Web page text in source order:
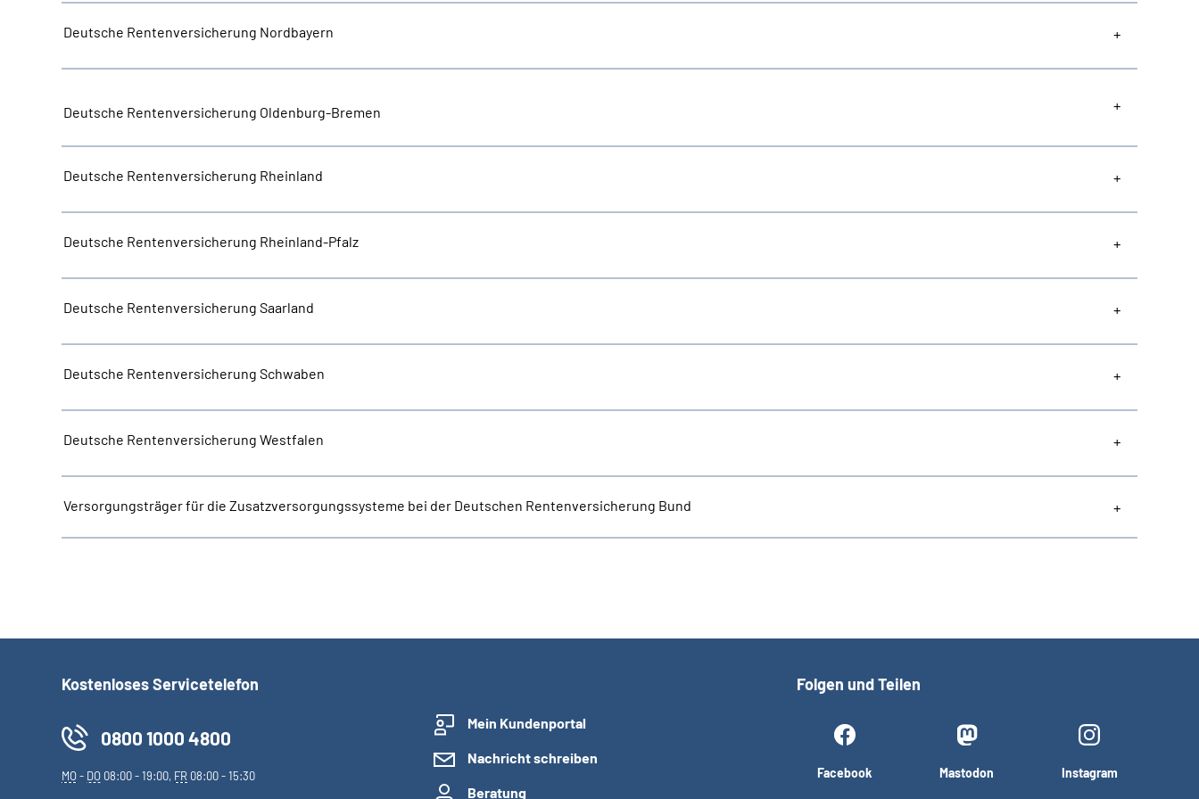
Deutsche Rentenversicherung Nordbayern
Deutsche Rentenversicherung Oldenburg-Bremen
Deutsche Rentenversicherung Rheinland
Deutsche Rentenversicherung Rheinland-Pfalz
Deutsche Rentenversicherung Saarland
Deutsche Rentenversicherung Schwaben
Deutsche Rentenversicherung Westfalen
Versorgungsträger für die Zusatzversorgungssysteme bei der Deutschen Rentenversicherung Bund
Kostenloses Servicetelefon
0800 1000 4800
MO- DO 08:00 - 19:00, FR 08:00 - 15:30
Mein Kundenportal
Nachricht schreiben
Beratung
Folgen und Teilen
Facebook Mastodon Instagram